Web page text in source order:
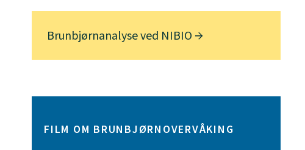
Brunbjørnanalyse ved NIBIO
FILM OM BRUNBJØRNOVERVÅKING